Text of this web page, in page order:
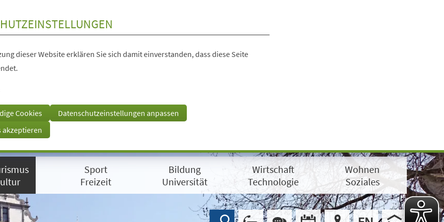
dieser Website erklären Sie sich damit einverstanden, dass diese Seite
Cookies
Datenschutzeinstellungen anpassen
akzeptieren
Sport
Freizeit
Bildung
Universität
Wirtschaft
Technologie
Wohnen
Soziales